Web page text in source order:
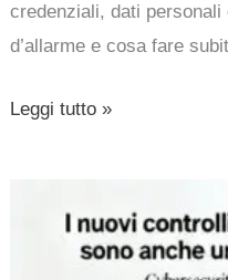
credenziali, dati
d’allarme e cosa fare
Leggi tutto »